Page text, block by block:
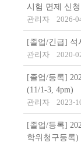
시험 면제 신
관리자
2026-
[졸업/긴급] 석
관리자
2020-
[졸업/등록]
(11/1-3, 4pm)
관리자
2023-
[졸업/등록]
학위청구등록)